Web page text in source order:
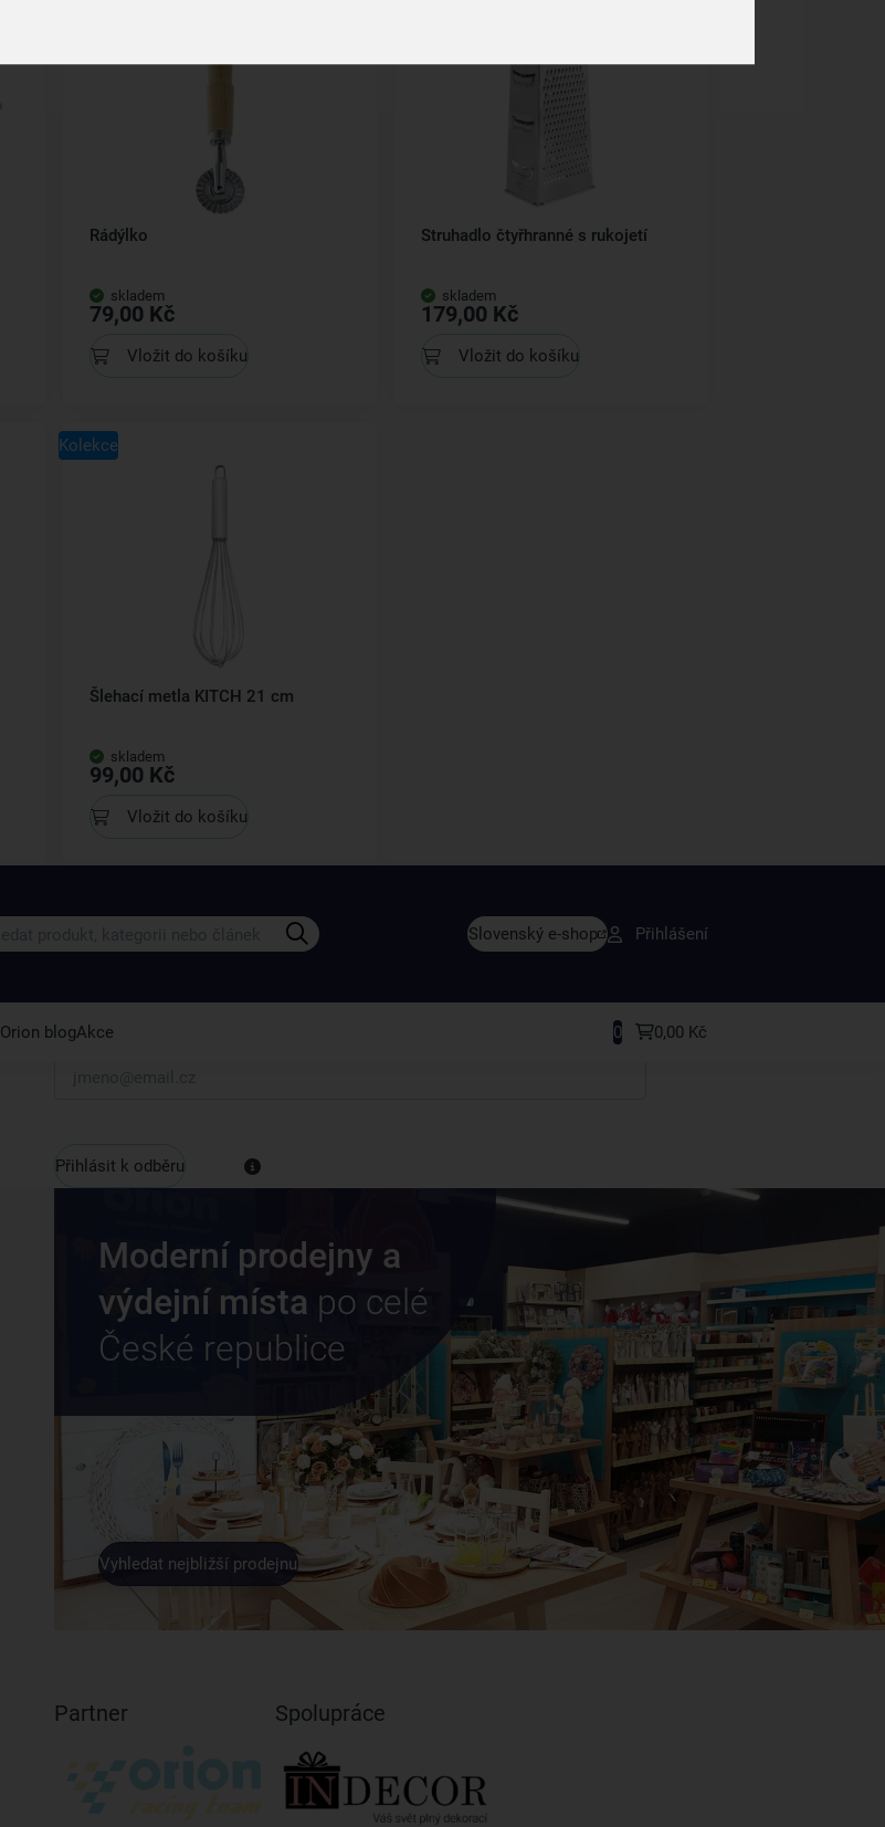
Rádýlko
skladem
79,00 Kč
Vložit do košíku
Struhadlo čtyřhranné s rukojetí
skladem
179,00 Kč
Vložit do košíku
Kolekce
Šlehací metla KITCH 21 cm
skladem
99,00 Kč
Vložit do košíku
Slovenský e-shop Přihlášení
Orion blogAkce 0 0,00 Kč
Přihlaste se k odběru našeho newsletteru.
Váš e-mail
Přihlásit k odběru
Moderní prodejny a
výdejní místa po celé
České republice
Vyhledat nejbližší prodejnu
Partner Spolupráce